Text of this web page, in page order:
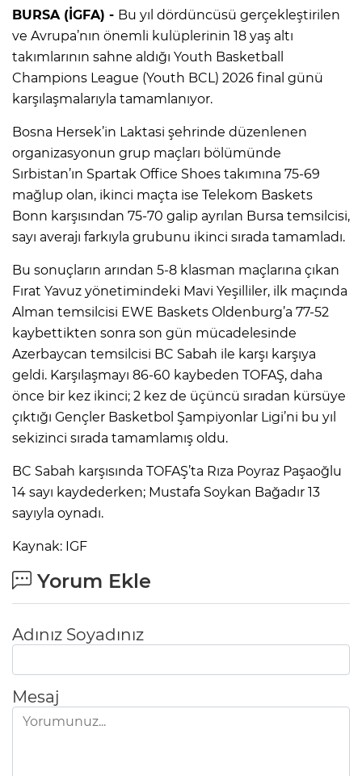
BURSA (İGFA) - Bu yıl dördüncüsü gerçekleştirilen
ve Avrupa’nın önemli kulüplerinin 18 yaş altı
takımlarının sahne aldığı Youth Basketball
Champions League (Youth BCL) 2026 final günü
karşılaşmalarıyla tamamlanıyor.
Bosna Hersek’in Laktasi şehrinde düzenlenen
organizasyonun grup maçları bölümünde
Sırbistan’ın Spartak Office Shoes takımına 75-69
mağlup olan, ikinci maçta ise Telekom Baskets
Bonn karşısından 75-70 galip ayrılan Bursa temsilcisi,
sayı averajı farkıyla grubunu ikinci sırada tamamladı.
Bu sonuçların arından 5-8 klasman maçlarına çıkan
Fırat Yavuz yönetimindeki Mavi Yeşilliler, ilk maçında
Alman temsilcisi EWE Baskets Oldenburg’a 77-52
kaybettikten sonra son gün mücadelesinde
Azerbaycan temsilcisi BC Sabah ile karşı karşıya
geldi. Karşılaşmayı 86-60 kaybeden TOFAŞ, daha
önce bir kez ikinci; 2 kez de üçüncü sıradan kürsüye
çıktığı Gençler Basketbol Şampiyonlar Ligi’ni bu yıl
sekizinci sırada tamamlamış oldu.
BC Sabah karşısında TOFAŞ’ta Rıza Poyraz Paşaoğlu
14 sayı kaydederken; Mustafa Soykan Bağadır 13
sayıyla oynadı.
Kaynak: IGF
Yorum Ekle
Adınız Soyadınız
Mesaj